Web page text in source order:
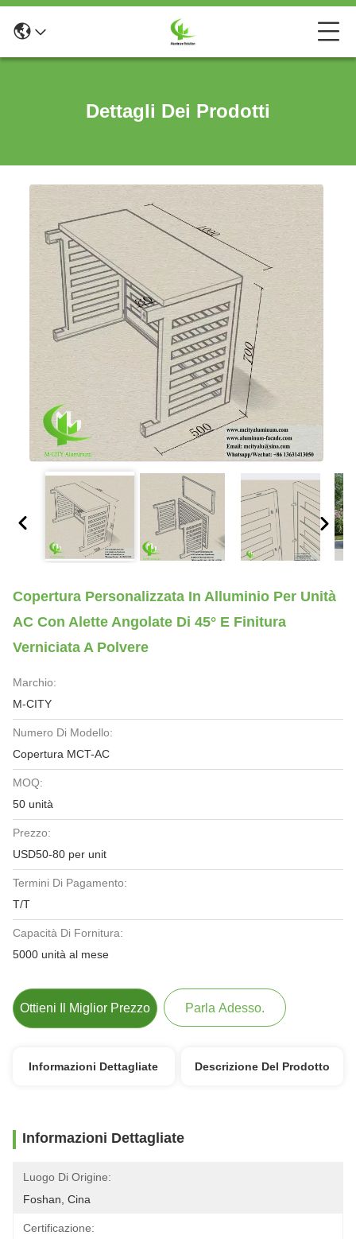
Dettagli Dei Prodotti
Copertura Personalizzata In Alluminio Per Unità
AC Con Alette Angolate Di 45° E Finitura
Verniciata A Polvere
Marchio:
M-CITY
Numero Di Modello:
Copertura MCT-AC
MOQ:
50 unità
Prezzo:
USD50-80 per unit
Termini Di Pagamento:
T/T
Capacità Di Fornitura:
5000 unità al mese
Ottieni Il Miglior Prezzo Parla Adesso.
Informazioni Dettagliate Descrizione Del Prodotto
Informazioni Dettagliate
Luogo Di Origine:
Foshan, Cina
Certificazione: